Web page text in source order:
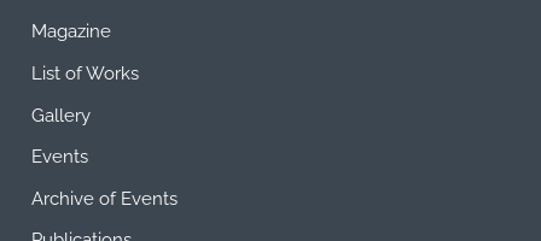
Magazine
List of Works
Gallery
Events
Archive of Events